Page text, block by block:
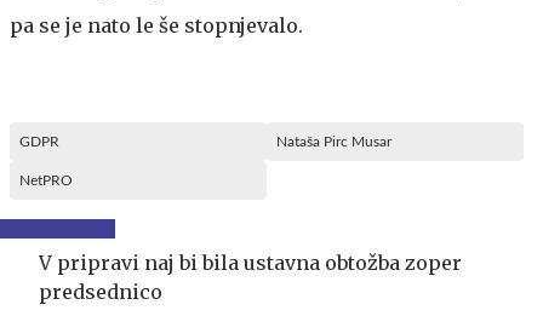
pa se je nato le še stopnjevalo.
GDPR Nataša Pirc Musar
NetPRO
V pripravi naj bi bila ustavna obtožba zoper
predsednico